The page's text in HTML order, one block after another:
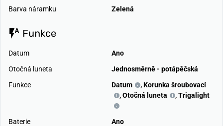
Barva náramku
Zelená
Funkce
Datum
Ano
Otočná luneta
Jednosměrně - potápěčská
Funkce
Datum ,Korunka šroubovací
,Otočná luneta ,Trigalight
Baterie Ano